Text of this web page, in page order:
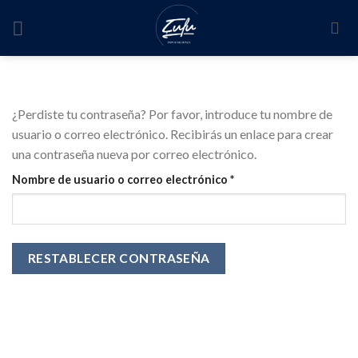
¿Perdiste tu contraseña? Por favor, introduce tu nombre de
usuario o correo electrónico. Recibirás un enlace para crear
una contraseña nueva por correo electrónico.
Nombre de usuario o correo electrónico *Obligatorio
RESTABLECER CONTRASEÑA